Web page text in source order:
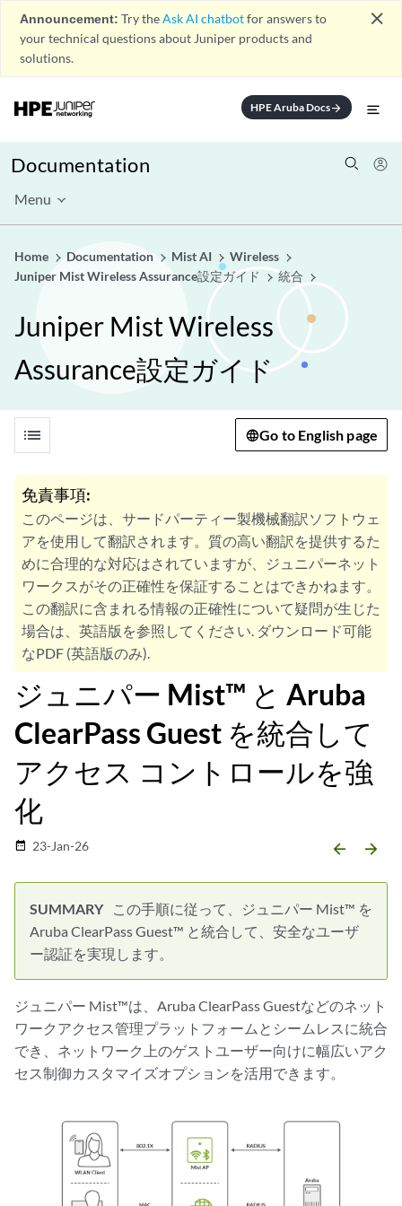
Announcement: Try theAsk AI chatbotfor answers to
your technical questions about Juniper products and
solutions.
close
HPE Aruba Docsarrow_forward
Documentation
Menu
Home Documentation Mist AI
Wireless
Juniper Mist Wireless Assurance設定ガイド
統合
Juniper Mist Wireless
Assurance設定ガイド
list Go to English page
免責事項:
このページは、サードパーティー製機械翻訳ソフトウェ
アを使用して翻訳されます。質の高い翻訳を提供するた
めに合理的な対応はされていますが、ジュニパーネット
ワークスがその正確性を保証することはできかねます。
この翻訳に含まれる情報の正確性について疑問が生じた
場合は、英語版を参照してください. ダウンロード可能
なPDF (英語版のみ).
ジュニパー Mist™ と Aruba
ClearPass Guest を統合して
アクセス コントロールを強
化
date_range 23-Jan-26 arrow_backward arrow_forward
この手順に従って、ジュニパー Mist™ を
Aruba ClearPass Guest™ と統合して、安全なユーザ
ー認証を実現します。
ジュニパー Mist™は、Aruba ClearPass Guestなどのネット
ワークアクセス管理プラットフォームとシームレスに統合
でき、ネットワーク上のゲストユーザー向けに幅広いアク
セス制御カスタマイズオプションを活用できます。